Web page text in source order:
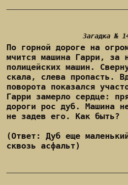
Загадка №
По горной дороге на
мчится машина Гарри, за
полицейских машин.
скала, слева пропасть.
поворота показался
Гарри замерло сердце:
дороги рос дуб. Машина
не задев его. Как быть?
(Ответ: Дуб еще
сквозь асфальт)